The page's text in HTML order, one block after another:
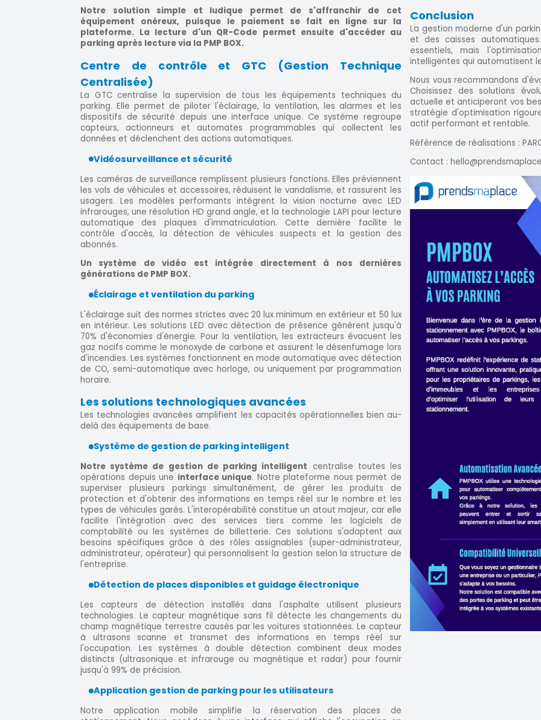
Notre solution simple et ludique permet de s'affranchir de cet
équipement onéreux, puisque le paiement se fait en ligne sur la
plateforme. La lecture d'un QR-Code permet ensuite d'accéder au
parking après lecture via la PMP BOX.
Centre de contrôle et GTC (Gestion Technique
Centralisée)
La GTC centralise la supervision de tous les équipements techniques du
parking. Elle permet de piloter l'éclairage, la ventilation, les alarmes et les
dispositifs de sécurité depuis une interface unique. Ce système regroupe
capteurs, actionneurs et automates programmables qui collectent les
données et déclenchent des actions automatiques.
Vidéosurveillance et sécurité
Les caméras de surveillance remplissent plusieurs fonctions. Elles préviennent
les vols de véhicules et accessoires, réduisent le vandalisme, et rassurent les
usagers. Les modèles performants intègrent la vision nocturne avec LED
infrarouges, une résolution HD grand angle, et la technologie LAPI pour lecture
automatique des plaques d'immatriculation. Cette dernière facilite le
contrôle d'accès, la détection de véhicules suspects et la gestion des
abonnés.
Un système de vidéo est intégrée directement à nos dernières
générations de PMP BOX.
Éclairage et ventilation du parking
L'éclairage suit des normes strictes avec 20 lux minimum en extérieur et 50 lux
en intérieur. Les solutions LED avec détection de présence génèrent jusqu'à
70% d'économies d'énergie. Pour la ventilation, les extracteurs évacuent les
gaz nocifs comme le monoxyde de carbone et assurent le désenfumage lors
d'incendies. Les systèmes fonctionnent en mode automatique avec détection
de CO, semi-automatique avec horloge, ou uniquement par programmation
horaire.
Les solutions technologiques avancées
Les technologies avancées amplifient les capacités opérationnelles bien au-
delà des équipements de base.
Système de gestion de parking intelligent
Notre système de gestion de parking intelligent centralise toutes les
opérations depuis une interface unique. Notre plateforme nous permet de
superviser plusieurs parkings simultanément, de gérer les produits de
protection et d'obtenir des informations en temps réel sur le nombre et les
types de véhicules garés. L'interopérabilité constitue un atout majeur, car elle
facilite l'intégration avec des services tiers comme les logiciels de
comptabilité ou les systèmes de billetterie. Ces solutions s'adaptent aux
besoins spécifiques grâce à des rôles assignables (super-administrateur,
administrateur, opérateur) qui personnalisent la gestion selon la structure de
l'entreprise.
Détection de places disponibles et guidage électronique
Les capteurs de détection installés dans l'asphalte utilisent plusieurs
technologies. Le capteur magnétique sans fil détecte les changements du
champ magnétique terrestre causés par les voitures stationnées. Le capteur
à ultrasons scanne et transmet des informations en temps réel sur
l'occupation. Les systèmes à double détection combinent deux modes
distincts (ultrasonique et infrarouge ou magnétique et radar) pour fournir
jusqu'à 99% de précision.
Application gestion de parking pour les utilisateurs
Notre application mobile simplifie la réservation des places de
Conclusion
La gestion moderne d'un
et des caisses
essentiels, mais
intelligentes qui automatisent
Nous vous recommandons
Choisissez des solutions
actuelle et anticiperont vos
stratégie d'optimisation
actif performant et rentable.
Référence de réalisations :
Contact :